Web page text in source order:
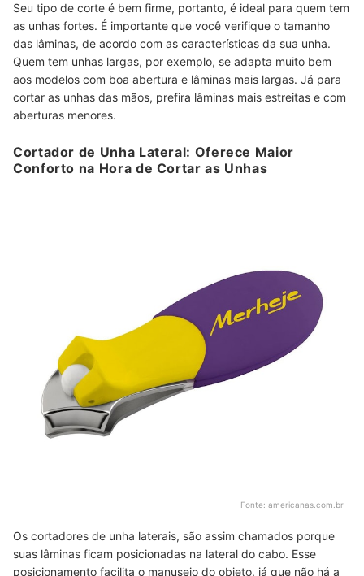
Seu tipo de corte é bem firme, portanto, é ideal para quem tem
as unhas fortes. É importante que você verifique o tamanho
das lâminas, de acordo com as características da sua unha.
Quem tem unhas largas, por exemplo, se adapta muito bem
aos modelos com boa abertura e lâminas mais largas. Já para
cortar as unhas das mãos, prefira lâminas mais estreitas e com
aberturas menores.
Cortador de Unha Lateral: Oferece Maior
Conforto na Hora de Cortar as Unhas
Fonte: americanas.com.br
Os cortadores de unha laterais, são assim chamados porque
suas lâminas ficam posicionadas na lateral do cabo. Esse
posicionamento facilita o manuseio do objeto, já que não há a